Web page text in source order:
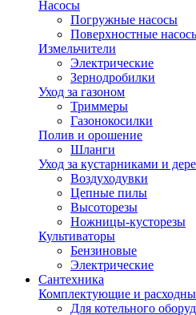
Насосы
Погружные насосы
Поверхностные
Измельчители
Электрические
Зернодробилки
Уход за газоном
Триммеры
Газонокосилки
Полив и орошение
Шланги
Уход за кустарниками и
Воздуходувки
Цепные пилы
Высоторезы
Ножницы-кусторезы
Культиваторы
Бензиновые
Электрические
Сантехника
Комплектующие и
Для котельного